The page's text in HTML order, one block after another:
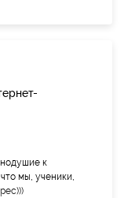
к
мы, ученики,